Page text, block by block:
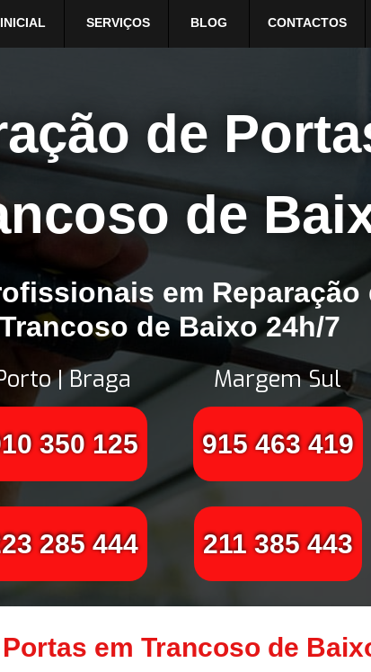
INICIAL SERVIÇOS BLOG CONTACTOS
de
de
em Reparação
Trancoso de Baixo 24h/7
| Braga
350 125
285 444
Margem Sul
915 463 419
211 385 443
em Trancoso de